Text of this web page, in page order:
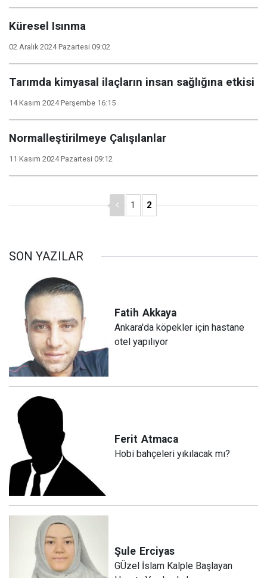
Küresel Isınma
02 Aralık 2024 Pazartesi 09:02
Tarımda kimyasal ilaçların insan sağlığına etkisi
14 Kasım 2024 Perşembe 16:15
Normalleştirilmeye Çalışılanlar
11 Kasım 2024 Pazartesi 09:12
1 2
SON YAZILAR
Fatih Akkaya
Ankara'da köpekler için hastane
otel yapılıyor
Ferit Atmaca
Hobi bahçeleri yıkılacak mı?
Şule Erciyas
GÜzel İslam Kalple Başlayan